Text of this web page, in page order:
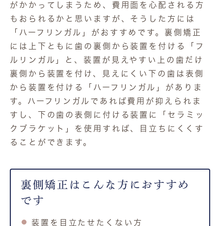
がかかってしまうため、費用面を心配される方
もおられるかと思いますが、そうした方には
「ハーフリンガル」がおすすめです。裏側矯正
には上下ともに歯の裏側から装置を付ける「フ
ルリンガル」と、装置が見えやすい上の歯だけ
裏側から装置を付け、見えにくい下の歯は表側
から装置を付ける「ハーフリンガル」がありま
す。ハーフリンガルであれば費用が抑えられま
すし、下の歯の表側に付ける装置に「セラミッ
クブラケット」を使用すれば、目立ちにくくす
ることができます。
裏側矯正はこんな方におすすめ
です
装置を目立たせたくない方